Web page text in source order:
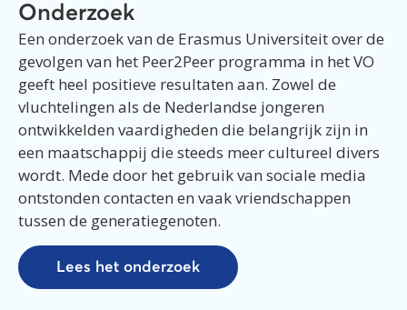
Onderzoek
Een onderzoek van de Erasmus Universiteit over de
gevolgen van het Peer2Peer programma in het VO
geeft heel positieve resultaten aan. Zowel de
vluchtelingen als de Nederlandse jongeren
ontwikkelden vaardigheden die belangrijk zijn in
een maatschappij die steeds meer cultureel divers
wordt. Mede door het gebruik van sociale media
ontstonden contacten en vaak vriendschappen
tussen de generatiegenoten.
Lees het onderzoek